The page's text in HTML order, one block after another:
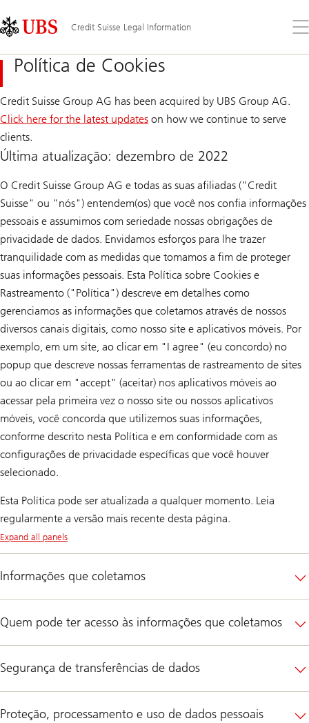
Links
Area
Credit Suisse Legal Information
o
Política de Cookies
Credit Suisse Group AG has been acquired by UBS Group AG.
Click here for the latest updates on how we continue to serve
clients.
Última atualização: dezembro de 2022
O Credit Suisse Group AG e todas as suas afiliadas ("Credit
Suisse" ou "nós") entendem(os) que você nos confia informações
pessoais e assumimos com seriedade nossas obrigações de
privacidade de dados. Envidamos esforços para lhe trazer
tranquilidade com as medidas que tomamos a fim de proteger
suas informações pessoais. Esta Política sobre Cookies e
Rastreamento ("Política") descreve em detalhes como
gerenciamos as informações que coletamos através de nossos
diversos canais digitais, como nosso site e aplicativos móveis. Por
exemplo, em um site, ao clicar em "I agree" (eu concordo) no
popup que descreve nossas ferramentas de rastreamento de sites
ou ao clicar em "accept" (aceitar) nos aplicativos móveis ao
acessar pela primeira vez o nosso site ou nossos aplicativos
móveis, você concorda que utilizemos suas informações,
conforme descrito nesta Política e em conformidade com as
configurações de privacidade específicas que você houver
selecionado.
Esta Política pode ser atualizada a qualquer momento. Leia
regularmente a versão mais recente desta página.
Expand all panels
Informações que coletamos
Quem pode ter acesso às informações que coletamos
Segurança de transferências de dados
Proteção, processamento e uso de dados pessoais